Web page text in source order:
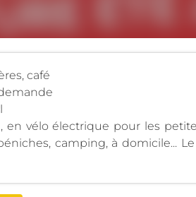
café
en vélo électrique pour les
camping, à domicile...